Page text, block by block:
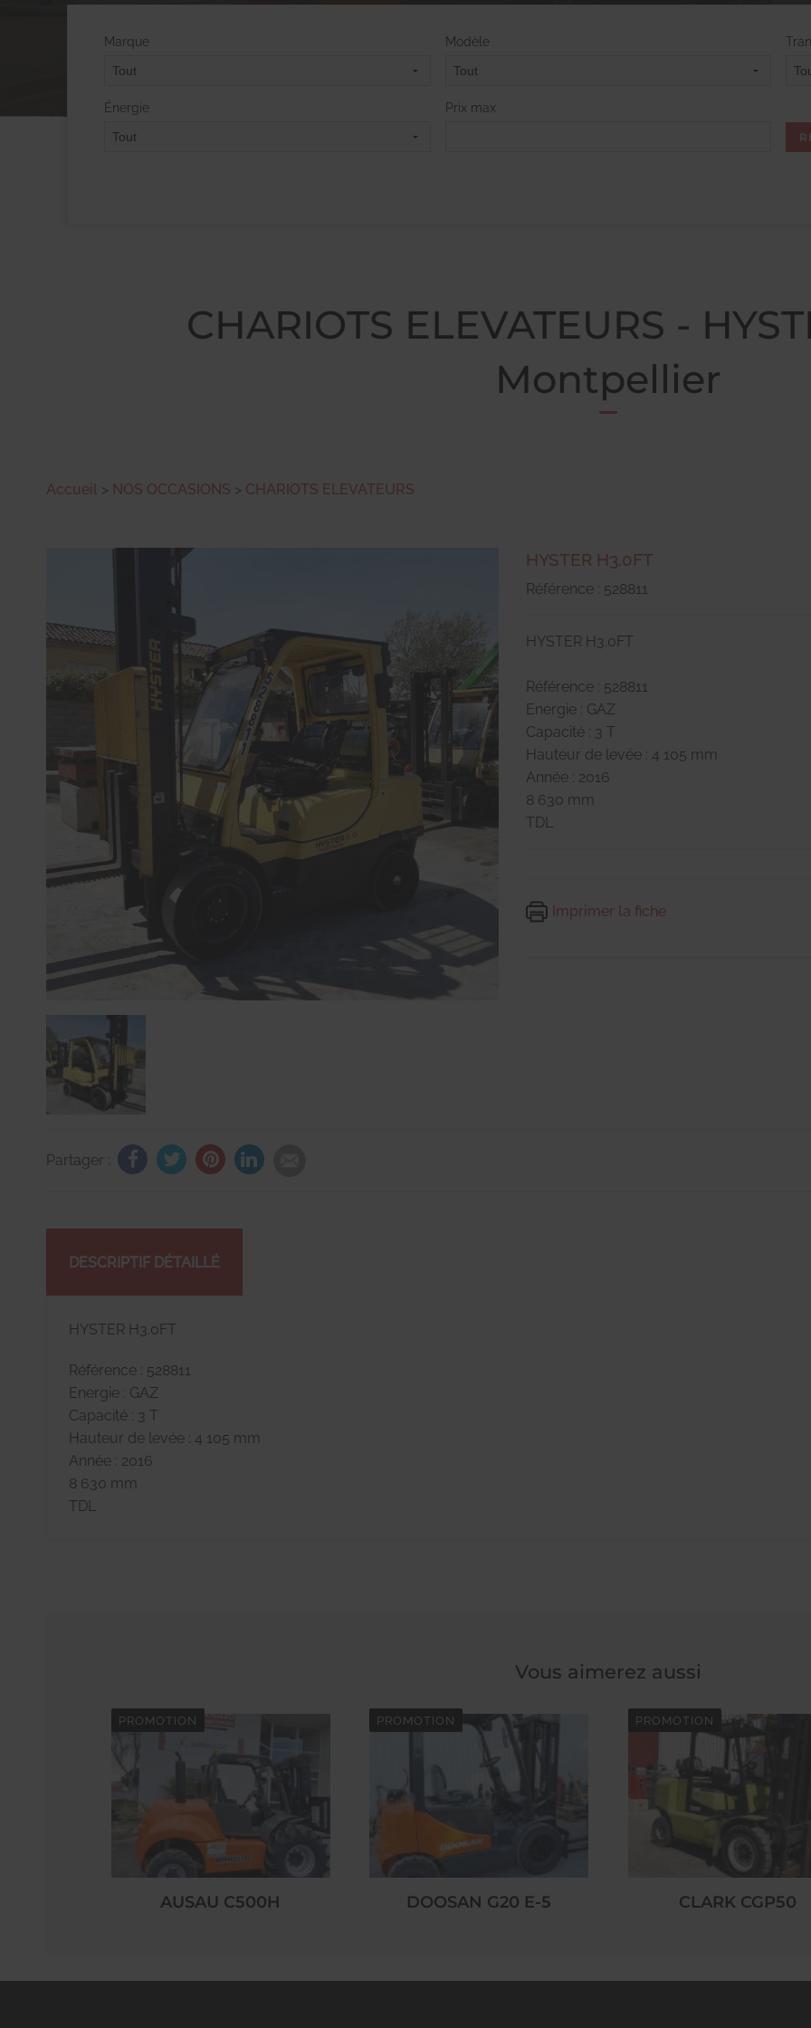
Marque
Énergie
Modèle
Prix max
CHARIOTS ELEVATEURS -
Montpellier
Accueil > NOS OCCASIONS > CHARIOTS ELEVATEURS
HYSTER H3.0FT
Référence : 528811
HYSTER H3.0FT
Référence : 528811
Energie : GAZ
Capacité : 3 T
Hauteur de levée : 4 105 mm
Année : 2016
8 630 mm
TDL
Imprimer la fiche
Partager :
DESCRIPTIF DÉTAILLÉ
HYSTER H3.0FT
Référence : 528811
Energie : GAZ
Capacité : 3 T
Hauteur de levée : 4 105 mm
Année : 2016
8 630 mm
TDL
Vous aimerez aussi
PROMOTION
AUSAU C500H
PROMOTION
DOOSAN G20 E-5
PROMOTION
CLARK CGP50